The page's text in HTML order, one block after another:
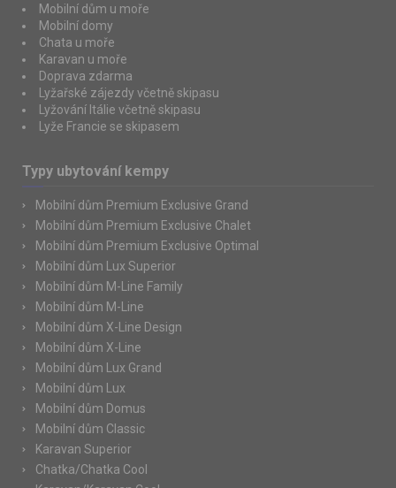
Mobilní dům u moře
Mobilní domy
Chata u moře
Karavan u moře
Doprava zdarma
Lyžařské zájezdy včetně skipasu
Lyžování Itálie včetně skipasu
Lyže Francie se skipasem
Typy ubytování kempy
Mobilní dům Premium Exclusive Grand
Mobilní dům Premium Exclusive Chalet
Mobilní dům Premium Exclusive Optimal
Mobilní dům Lux Superior
Mobilní dům M-Line Family
Mobilní dům M-Line
Mobilní dům X-Line Design
Mobilní dům X-Line
Mobilní dům Lux Grand
Mobilní dům Lux
Mobilní dům Domus
Mobilní dům Classic
Karavan Superior
Chatka/Chatka Cool